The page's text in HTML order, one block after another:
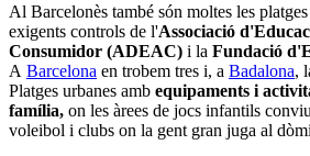
Al Barcelonès també són moltes les
exigents controls de l'Associació
Consumidor (ADEAC) i la Fundació
A Barcelona en trobem tres i, a Badalona,
Platges urbanes amb equipaments i
família, on les àrees de jocs infantils
voleibol i clubs on la gent gran juga al